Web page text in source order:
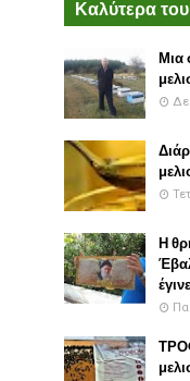
Καλύτερα
Μια
Η